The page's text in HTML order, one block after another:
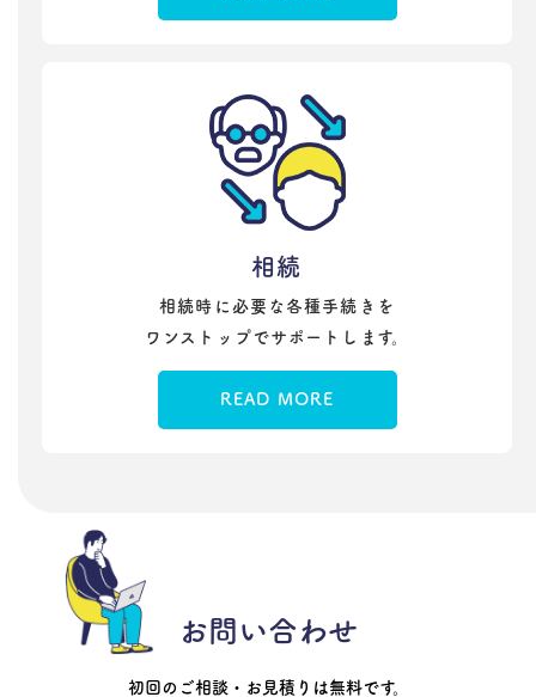
相続
相続時に必要な各種手続きを
ワンストップでサポートします。
READ MORE
お問い合わせ
初回のご相談・お見積りは無料です。